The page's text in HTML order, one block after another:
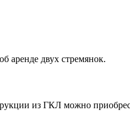
аренде двух стремянок.
из ГКЛ можно